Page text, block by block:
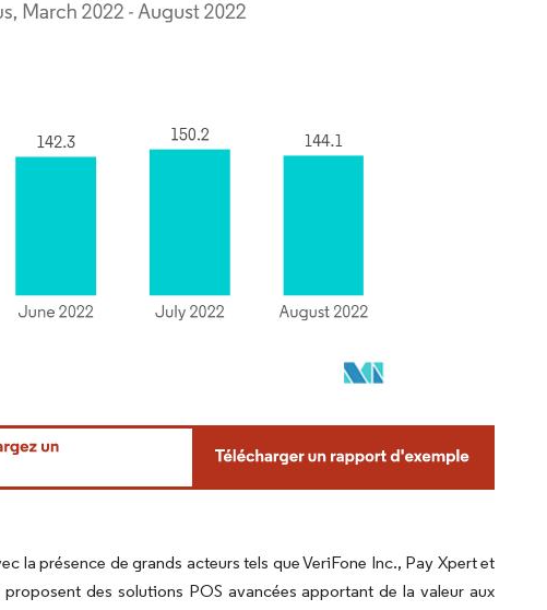
la présence de grands acteurs tels que VeriFone Inc., Pay Xpert et
des solutions POS avancées apportant de la valeur aux